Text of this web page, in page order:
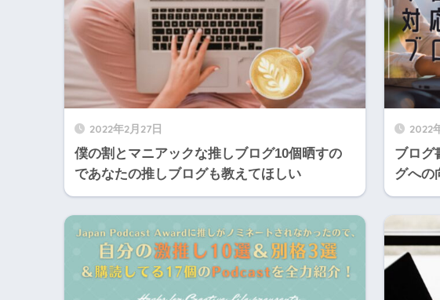
2022年2月27日
僕の割とマニアックな推しブログ10個晒すの
であなたの推しブログも教えてほしい
2022
ブログ
グへの